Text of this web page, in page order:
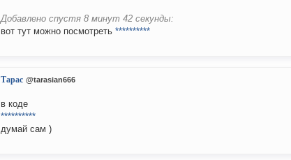
Добавлено спустя 8 минут 42 секунды:
вот тут можно посмотреть **********
Тарас @tarasian666
в коде
**********
думай сам )